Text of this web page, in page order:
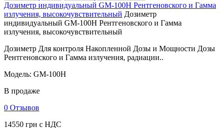
Дозиметр индивидуальный GM-100H Рентгеновского и Гамма
излучения, высокочувствительный Дозиметр
индивидуальный GM-100H Рентгеновского и Гамма
излучения, высокочувствительный
Дозиметр Для контроля Накопленной Дозы и Мощности Дозы
Рентгеновского и Гамма излучения, радиации..
Модель: GM-100H
В продаже
0 Отзывов
14550 грн с НДС